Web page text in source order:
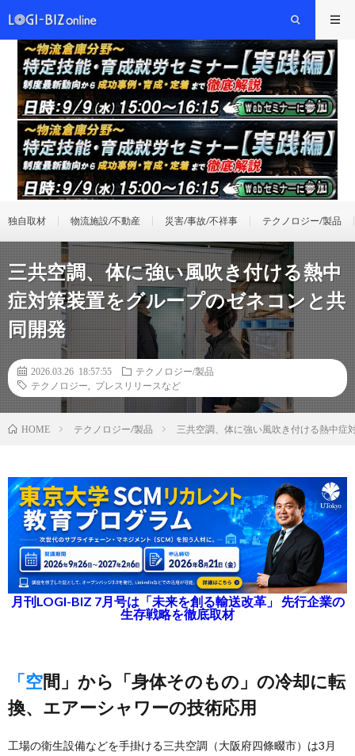
独自取材 物流施設/不動産 災害/事故/不祥事 テクノロジー/製品
三共空調、体に強い風吹き付ける熱中
症対策装置をグループのゼネコンと共
同開発
2026.03.26 18:57:55
テクノロジー/製品
テクノロジー
プレスリリースなど
HOME テクノロジー/製品 三共空調、体に強い風吹き付ける熱中症
月刊LOGI-BIZ 7月号は「未来を創る輸送改革」 先行企業の
生存戦略を徹底取材
「空間」から「身体そのもの」の冷却に転
換、エアーシャワーの技術応用
工場の衛生設備などを手掛ける三共空調（大阪府四條畷市）は3月